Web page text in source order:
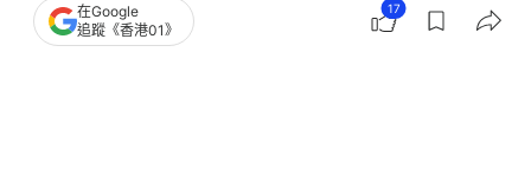
在Google
追蹤《香港01》
17